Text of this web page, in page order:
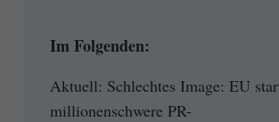
Im Folgenden:
Aktuell: Schlechtes Image: EU
millionenschwere PR-